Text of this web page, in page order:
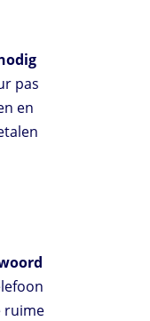
pas
en
ruime